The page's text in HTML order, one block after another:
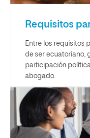
Requisitos
Entre los requisitos
de ser ecuatoriano,
participación
abogado.